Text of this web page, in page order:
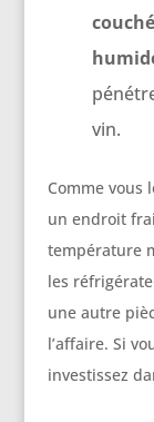
vin.
Comme vous
un endroit
température
les
une autre
l’affaire. Si
investissez